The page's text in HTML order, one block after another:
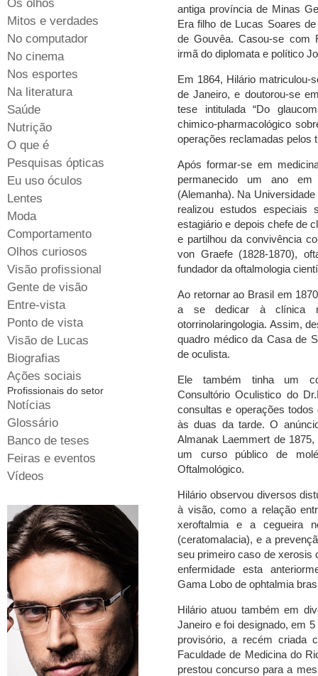
antiga província de Minas
Era filho de Lucas Soares
de Gouvêa. Casou-se com
irmã do diplomata e político
Em 1864, Hilário matriculou-
de Janeiro, e doutorou-se
tese intitulada “Do
chimico-pharmacológico
operações reclamadas pelos
Após formar-se em
permanecido um ano
(Alemanha). Na
realizou estudos especiais
estagiário e depois chefe de
e partilhou da convivência
von Graefe (1828-1870),
fundador da oftalmologia
Ao retornar ao Brasil em
a se dedicar à clínica
otorrinolaringologia. Assim,
quadro médico da Casa de
de oculista.
Ele também tinha um
Consultório Oculistico do
consultas e operações
às duas da tarde. O
Almanak Laemmert de
um curso público de
Oftalmológico.
Hilário observou diversos
à visão, como a relação
xeroftalmia e a cegueira
(ceratomalacia), e a
seu primeiro caso de xerosis
enfermidade esta
Gama Lobo de ophtalmia
Hilário atuou também em
Janeiro e foi designado, em
provisório, a recém criada
Faculdade de Medicina do
prestou concurso para a
Os olhos
Mitos e verdades
No computador
No cinema
Nos esportes
Na literatura
Saúde
Nutrição
O que é
Pesquisas ópticas
Eu uso óculos
Lentes
Moda
Comportamento
Olhos curiosos
Visão profissional
Gente de visão
Entre-vista
Ponto de vista
Visão de Lucas
Biografias
Ações sociais
Profissionais do setor
Notícias
Glossário
Banco de teses
Feiras e eventos
Vídeos